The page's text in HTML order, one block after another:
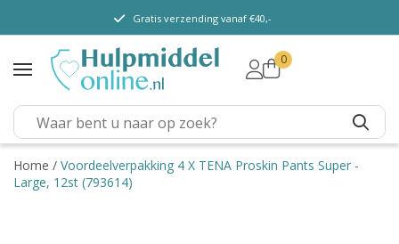
TENA Lady
TENA Men
TENA Pants (m/v)
TENA Flex
TENA Slip
Gratis verzending vanaf €40,-
0
Home / Voordeelverpakking 4 X TENA Proskin Pants Super -
Large, 12st (793614)